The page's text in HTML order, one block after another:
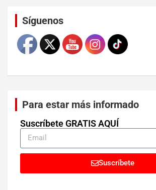
Síguenos
Para estar más informado
Suscríbete GRATIS AQUÍ
Suscríbete